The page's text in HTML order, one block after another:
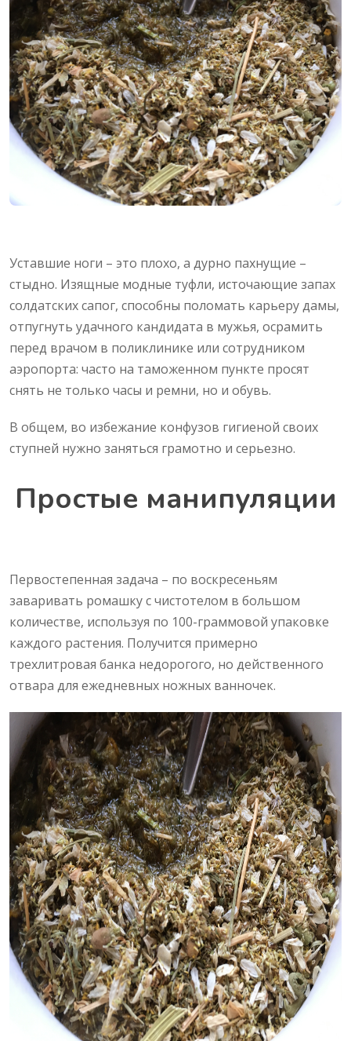
Уставшие ноги – это плохо, а дурно пахнущие –
стыдно. Изящные модные туфли, источающие запах
солдатских сапог, способны поломать карьеру дамы,
отпугнуть удачного кандидата в мужья, осрамить
перед врачом в поликлинике или сотрудником
аэропорта: часто на таможенном пункте просят
снять не только часы и ремни, но и обувь.
В общем, во избежание конфузов гигиеной своих
ступней нужно заняться грамотно и серьезно.
Простые манипуляции
Первостепенная задача – по воскресеньям
заваривать ромашку с чистотелом в большом
количестве, используя по 100-граммовой упаковке
каждого растения. Получится примерно
трехлитровая банка недорогого, но действенного
отвара для ежедневных ножных ванночек.